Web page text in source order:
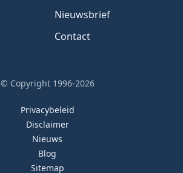
Nieuwsbrief
Contact
© Copyright 1996-2026
Privacybeleid
Disclaimer
Nieuws
Blog
Sitemap